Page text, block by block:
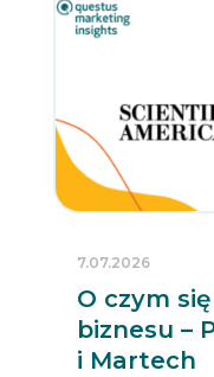
O czym
biznesu –
i Martech
7.07.2026